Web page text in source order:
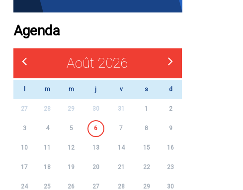
Agenda
Août 2026
m m j v s d
27 28 29 30 31 1 2
3 4 5 6 7 8 9
10 11 12 13 14 15 16
17 18 19 20 21 22 23
24 25 26 27 28 29 30